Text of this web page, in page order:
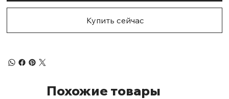
Купить сейчас
Похожие товары